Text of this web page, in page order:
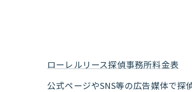
ローレルリース探偵事務所料金表
公式ページやSNS等の広告媒体で